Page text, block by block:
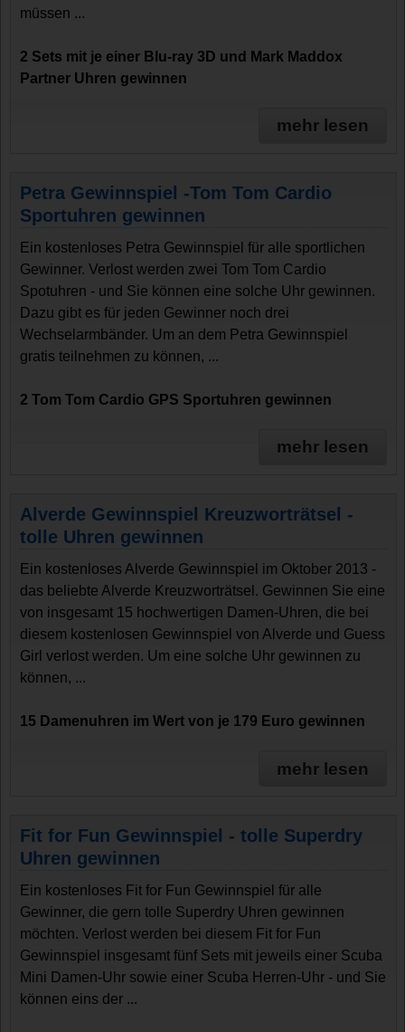
müssen ...
2 Sets mit je einer Blu-ray 3D und Mark Maddox
Partner Uhren gewinnen
mehr lesen
Petra Gewinnspiel -Tom Tom Cardio
Sportuhren gewinnen
Ein kostenloses Petra Gewinnspiel für alle sportlichen
Gewinner. Verlost werden zwei Tom Tom Cardio
Spotuhren - und Sie können eine solche Uhr gewinnen.
Dazu gibt es für jeden Gewinner noch drei
Wechselarmbänder. Um an dem Petra Gewinnspiel
gratis teilnehmen zu können, ...
2 Tom Tom Cardio GPS Sportuhren gewinnen
mehr lesen
Alverde Gewinnspiel Kreuzworträtsel -
tolle Uhren gewinnen
Ein kostenloses Alverde Gewinnspiel im Oktober 2013 -
das beliebte Alverde Kreuzworträtsel. Gewinnen Sie eine
von insgesamt 15 hochwertigen Damen-Uhren, die bei
diesem kostenlosen Gewinnspiel von Alverde und Guess
Girl verlost werden. Um eine solche Uhr gewinnen zu
können, ...
15 Damenuhren im Wert von je 179 Euro gewinnen
mehr lesen
Fit for Fun Gewinnspiel - tolle Superdry
Uhren gewinnen
Ein kostenloses Fit for Fun Gewinnspiel für alle
Gewinner, die gern tolle Superdry Uhren gewinnen
möchten. Verlost werden bei diesem Fit for Fun
Gewinnspiel insgesamt fünf Sets mit jeweils einer Scuba
Mini Damen-Uhr sowie einer Scuba Herren-Uhr - und Sie
können eins der ...